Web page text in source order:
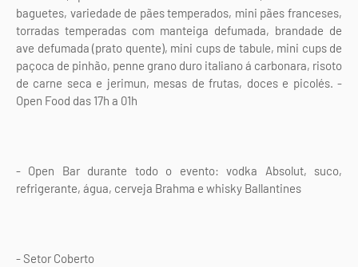
baguetes, variedade de pães temperados, mini pães franceses,
torradas temperadas com manteiga defumada, brandade de
ave defumada (prato quente), mini cups de tabule, mini cups de
paçoca de pinhão, penne grano duro italiano á carbonara, risoto
de carne seca e jerimun, mesas de frutas, doces e picolés. -
Open Food das 17h a 01h
- Open Bar durante todo o evento: vodka Absolut, suco,
refrigerante, água, cerveja Brahma e whisky Ballantines
- Setor Coberto